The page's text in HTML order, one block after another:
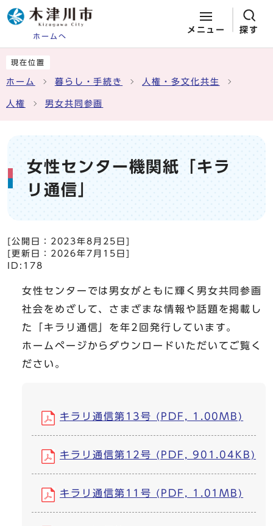
ホームへ
メニュー 探す
現在位置
ホーム 暮らし・手続き 人権・多文化共生
人権 男女共同参画
女性センター機関紙「キラ
リ通信」
[公開日： 2023年8月25日
[更新日： 2026年7月15日
ID:178
女性センターでは男女がともに輝く男女共同参画
社会をめざして、さまざまな情報や話題を掲載し
た「キラリ通信」を年2回発行しています。
ホームページからダウンロードいただいてご覧く
ださい。
キラリ通信第13号 (PDF, 1.00MB)
キラリ通信第12号 (PDF, 901.04KB)
キラリ通信第11号 (PDF, 1.01MB)